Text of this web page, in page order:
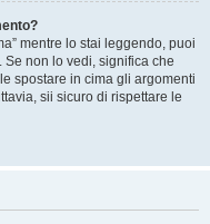
mentre lo stai leggendo, puoi
non lo vedi, significa che
spostare in cima gli argomenti
sii sicuro di rispettare le